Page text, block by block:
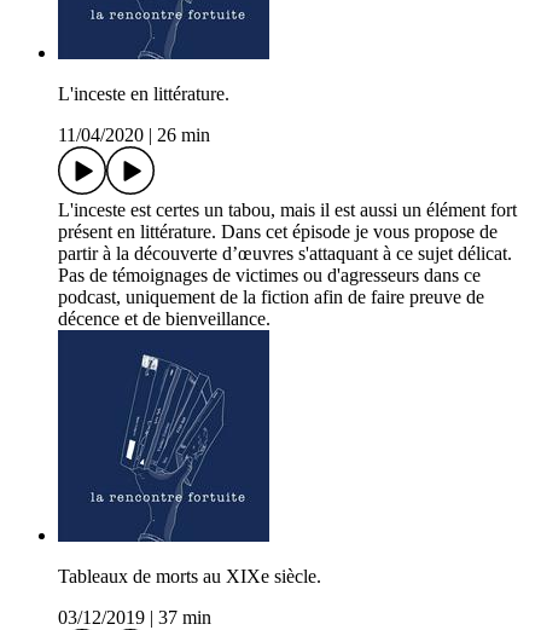
L'inceste en littérature.
11/04/2020
26 min
L'inceste est certes un tabou, mais il est aussi un élément fort
présent en littérature. Dans cet épisode je vous propose de
partir à la découverte d’œuvres s'attaquant à ce sujet délicat.
Pas de témoignages de victimes ou d'agresseurs dans ce
podcast, uniquement de la fiction afin de faire preuve de
décence et de bienveillance.
Tableaux de morts au XIXe siècle.
03/12/2019
37 min